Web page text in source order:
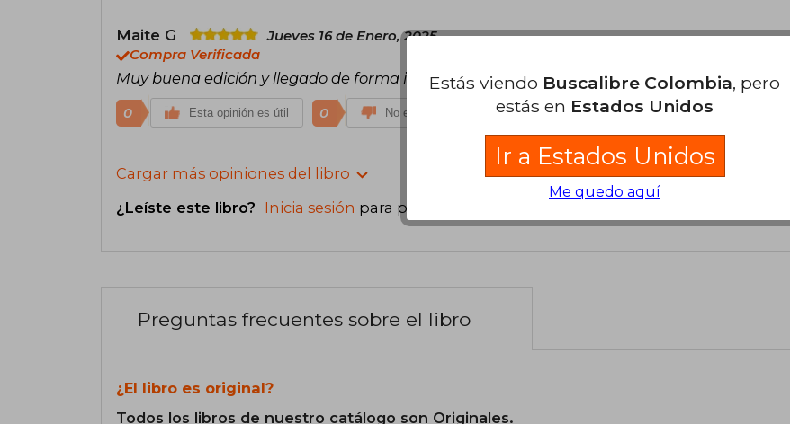
Maite G
Jueves 16 de Enero, 2025
Compra Verificada
Muy buena edición y llegado de forma impecable
0 Esta opinión es útil 0 No es útil
Cargar más opiniones del libro
¿Leíste este libro? Inicia sesión para poder agregar tu propia evaluación
Preguntas frecuentes sobre el libro
¿El libro es original?
Todos los libros de nuestro catálogo son Originales.
Estás viendo Buscalibre Colombia, pero
estás en Estados Unidos
Ir a Estados Unidos
Me quedo aquí